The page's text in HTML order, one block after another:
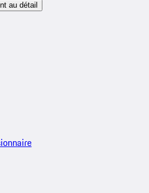
au détail